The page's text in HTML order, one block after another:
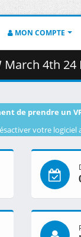
MON COMPTE
4th 24
de prendre un
votre